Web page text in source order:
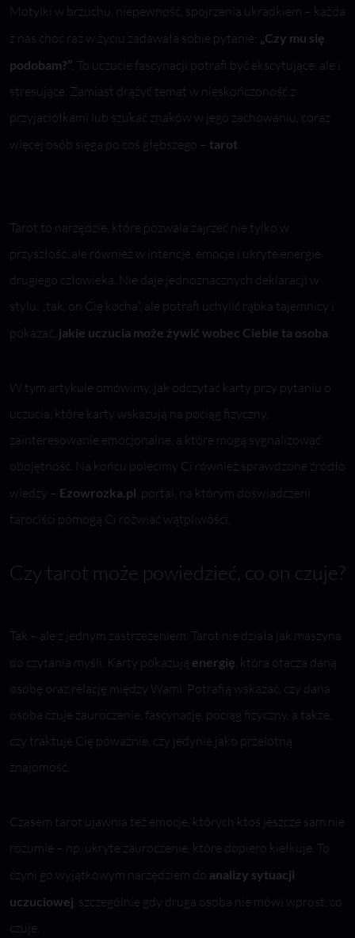
Motylki w brzuchu, niepewność, spojrzenia ukradkiem – każda
z nas choć raz w życiu zadawała sobie pytanie: „Czy mu się
podobam?”. To uczucie fascynacji potrafi być ekscytujące, ale i
stresujące. Zamiast drążyć temat w nieskończoność z
przyjaciółkami lub szukać znaków w jego zachowaniu, coraz
więcej osób sięga po coś głębszego – tarot.
Tarot to narzędzie, które pozwala zajrzeć nie tylko w
przyszłość, ale również w intencje, emocje i ukryte energie
drugiego człowieka. Nie daje jednoznacznych deklaracji w
stylu: „tak, on Cię kocha”, ale potrafi uchylić rąbka tajemnicy i
pokazać, jakie uczucia może żywić wobec Ciebie ta osoba.
W tym artykule omówimy, jak odczytać karty przy pytaniu o
uczucia, które karty wskazują na pociąg fizyczny,
zainteresowanie emocjonalne, a które mogą sygnalizować
obojętność. Na końcu polecimy Ci również sprawdzone źródło
wiedzy – Ezowrozka.pl, portal, na którym doświadczeni
tarociści pomogą Ci rozwiać wątpliwości.
Czy tarot może powiedzieć, co on czuje?
Tak – ale z jednym zastrzeżeniem. Tarot nie działa jak maszyna
do czytania myśli. Karty pokazują energię, która otacza daną
osobę oraz relację między Wami. Potrafią wskazać, czy dana
osoba czuje zauroczenie, fascynację, pociąg fizyczny, a także,
czy traktuje Cię poważnie, czy jedynie jako przelotną
znajomość.
Czasem tarot ujawnia też emocje, których ktoś jeszcze sam nie
rozumie – np. ukryte zauroczenie, które dopiero kiełkuje. To
czyni go wyjątkowym narzędziem do analizy sytuacji
uczuciowej, szczególnie gdy druga osoba nie mówi wprost, co
czuje.